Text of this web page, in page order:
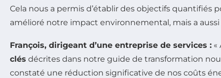
Cela nous a permis d’établir des objectifs quantifiés
amélioré notre impact environnemental, mais a
François, dirigeant d’une entreprise de services : «
clés décrites dans notre guide de transformation
constaté une réduction significative de nos coûts